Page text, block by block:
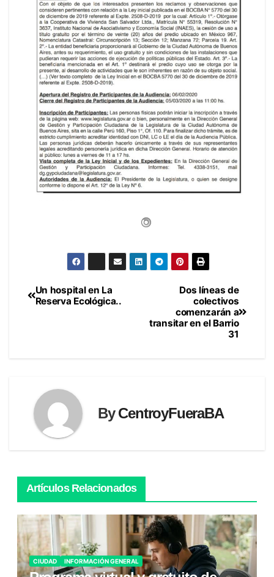
Navegación
Dos líneas de
colectivos
comenzarán a
transitar en el Barrio
31
Un hospital en La
Reserva Ecológica..
ByCentroyFueraBA
Artículos Relacionados
CIUDAD INFORMACIÓN GENERAL